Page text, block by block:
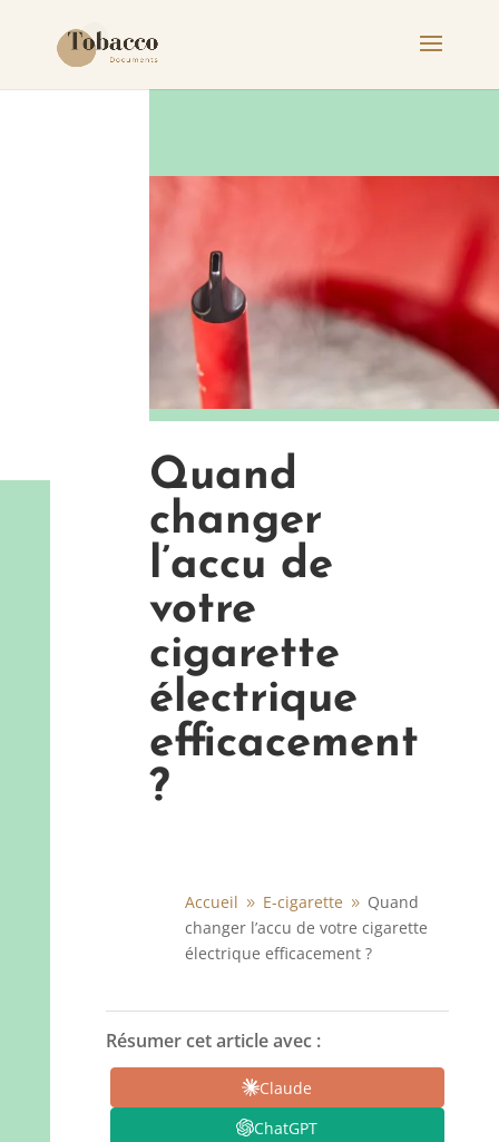
Quand
changer
l’accu de
votre
cigarette
électrique
efficacement
?
Accueil 9 E-cigarette 9 Quand
changer l’accu de votre cigarette
électrique efficacement ?
Résumer cet article avec :
Claude
ChatGPT